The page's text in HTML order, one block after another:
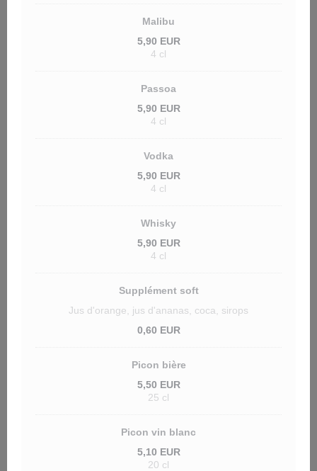
Malibu
5,90 EUR
4 cl
Passoa
5,90 EUR
4 cl
Vodka
5,90 EUR
4 cl
Whisky
5,90 EUR
4 cl
Supplément soft
Jus d'orange, jus d'ananas, coca, sirops
0,60 EUR
Picon bière
5,50 EUR
25 cl
Picon vin blanc
5,10 EUR
20 cl